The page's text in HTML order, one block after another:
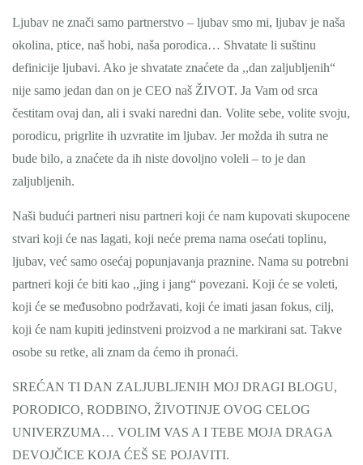
Ljubav ne znači samo partnerstvo – ljubav smo mi, ljubav je naša
okolina, ptice, naš hobi, naša porodica… Shvatate li suštinu
definicije ljubavi. Ako je shvatate znaćete da ,,dan zaljubljenih“
nije samo jedan dan on je CEO naš ŽIVOT. Ja Vam od srca
čestitam ovaj dan, ali i svaki naredni dan. Volite sebe, volite svoju,
porodicu, prigrlite ih uzvratite im ljubav. Jer možda ih sutra ne
bude bilo, a znaćete da ih niste dovoljno voleli – to je dan
zaljubljenih.
Naši budući partneri nisu partneri koji će nam kupovati skupocene
stvari koji će nas lagati, koji neće prema nama osećati toplinu,
ljubav, već samo osećaj popunjavanja praznine. Nama su potrebni
partneri koji će biti kao ,,jing i jang“ povezani. Koji će se voleti,
koji će se međusobno podržavati, koji će imati jasan fokus, cilj,
koji će nam kupiti jedinstveni proizvod a ne markirani sat. Takve
osobe su retke, ali znam da ćemo ih pronaći.
SREĆAN TI DAN ZALJUBLJENIH MOJ DRAGI BLOGU,
PORODICO, RODBINO, ŽIVOTINJE OVOG CELOG
UNIVERZUMA… VOLIM VAS A I TEBE MOJA DRAGA
DEVOJČICE KOJA ĆEŠ SE POJAVITI.